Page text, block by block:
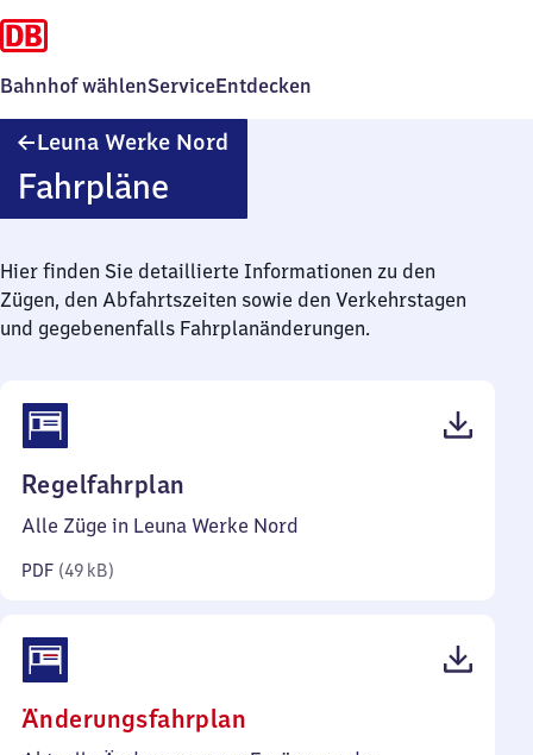
Bahnhof wählenServiceEntdecken
Leuna Werke Nord
Fahrpläne
Hier finden Sie detaillierte Informationen zu den
Zügen, den Abfahrtszeiten sowie den Verkehrstagen
und gegebenenfalls Fahrplanänderungen.
Regelfahrplan
49
Alle Züge in Leuna Werke Nord
PDF (49 kB)
Änderungsfahrplan